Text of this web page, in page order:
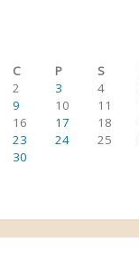
C P S
2 3 4
9 10 11
16 17 18
23 24 25
30